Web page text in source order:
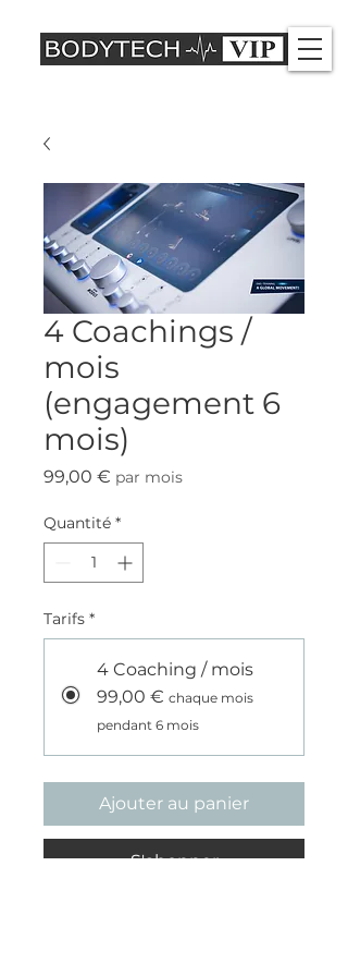
4 Coachings /
mois
(engagement 6
mois)
99,00 € Prix
par mois
Quantité *
Tarifs *
4 Coaching / mois
99,00 € chaque mois
pendant 6 mois
Ajouter au panier
S'abonner